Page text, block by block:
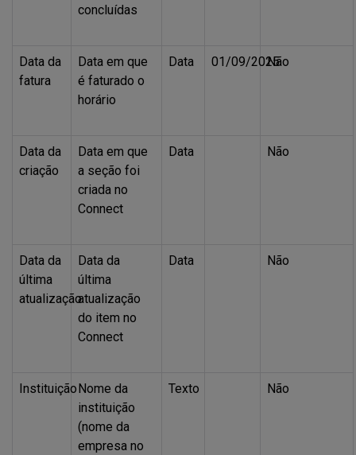
concluídas
Data da
fatura
Data em que
é faturado o
horário
Data 01/09/2025
Não
Data da
criação
Data em que
a seção foi
criada no
Connect
Data Não
Data da
última
atualização
Data da
última
atualização
do item no
Connect
Data Não
Instituição Nome da
instituição
(nome da
empresa no
Texto Não